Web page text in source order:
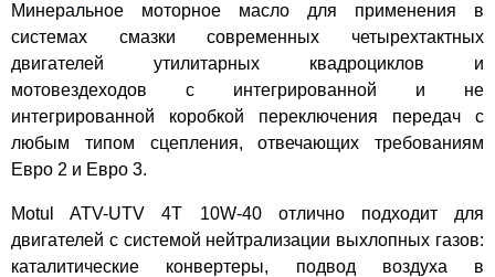
Минеральное моторное масло для применения в
системах смазки современных четырехтактных
двигателей утилитарных квадроциклов и
мотовездеходов с интегрированной и не
интегрированной коробкой переключения передач с
любым типом сцепления, отвечающих требованиям
Евро 2 и Евро 3.
Motul ATV-UTV 4T 10W-40 отлично подходит для
двигателей с системой нейтрализации выхлопных газов:
каталитические конвертеры, подвод воздуха в